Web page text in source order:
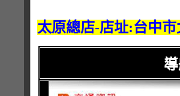
太原總店-店址:台中